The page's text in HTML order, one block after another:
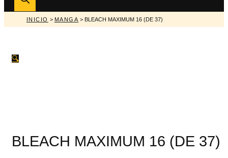
INICIO > MANGA > BLEACH MAXIMUM 16 (DE 37)
🔍
BLEACH MAXIMUM 16 (DE 37)